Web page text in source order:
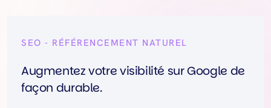
SEO - RÉFÉRENCEMENT NATUREL
Augmentez votre visibilité sur Google de
façon durable.